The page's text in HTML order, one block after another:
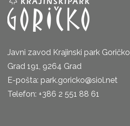
Javni zavod Krajinski park Goričko
Grad 191, 9264 Grad
E-pošta: park.goricko@siol.net
Telefon: +386 2 551 88 61